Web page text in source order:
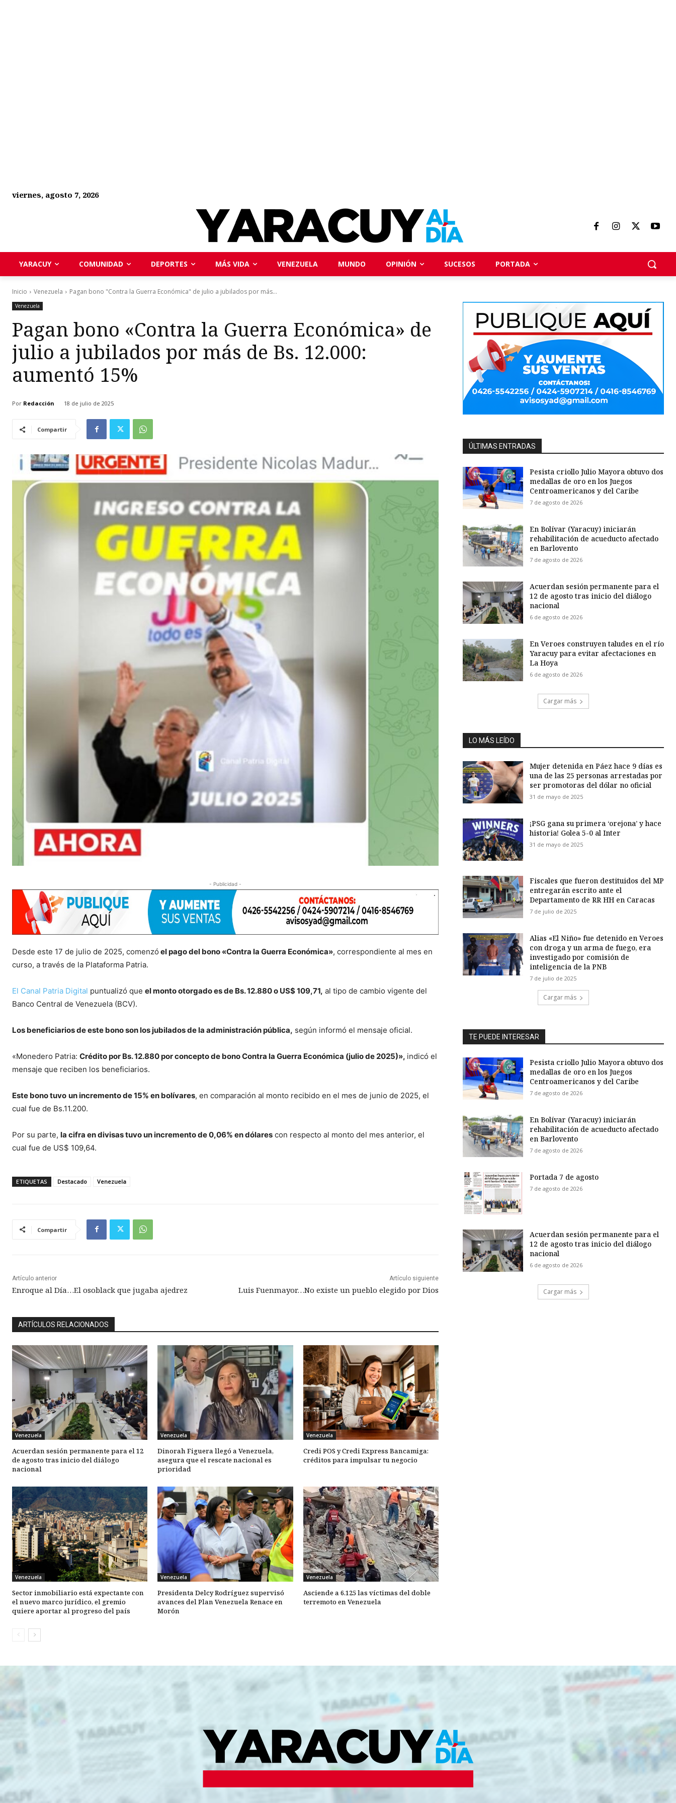
viernes, agosto 7, 2026
YARACUY COMUNIDAD DEPORTES MÁS VIDA VENEZUELA MUNDO OPINIÓN SUCESOS PORTADA
Inicio Venezuela Pagan bono "Contra la Guerra Económica" de julio a jubilados por más...
Venezuela
Pagan bono «Contra la Guerra Económica» de
julio a jubilados por más de Bs. 12.000:
aumentó 15%
Por Redacción 18 de julio de 2025
Compartir
- Publicidad -
Desde este 17 de julio de 2025, comenzó el pago del bono «Contra la Guerra Económica», correspondiente al mes en
curso, a través de la Plataforma Patria.
El Canal Patria Digital puntualizó que el monto otorgado es de Bs. 12.880 o US$ 109,71, al tipo de cambio vigente del
Banco Central de Venezuela (BCV).
Los beneficiarios de este bono son los jubilados de la administración pública, según informó el mensaje oficial.
«Monedero Patria: Crédito por Bs. 12.880 por concepto de bono Contra la Guerra Económica (julio de 2025)», indicó el
mensaje que reciben los beneficiarios.
Este bono tuvo un incremento de 15% en bolívares, en comparación al monto recibido en el mes de junio de 2025, el
cual fue de Bs.11.200.
Por su parte, la cifra en divisas tuvo un incremento de 0,06% en dólares con respecto al monto del mes anterior, el
cual fue de US$ 109,64.
ETIQUETAS Destacado Venezuela
Compartir
Artículo anterior
Enroque al Día…El osoblack que jugaba ajedrez
Artículo siguiente
Luis Fuenmayor…No existe un pueblo elegido por Dios
ARTÍCULOS RELACIONADOS
Venezuela
Acuerdan sesión permanente para el 12
de agosto tras inicio del diálogo
nacional
Venezuela
Dinorah Figuera llegó a Venezuela,
asegura que el rescate nacional es
prioridad
Venezuela
Credi POS y Credi Express Bancamiga:
créditos para impulsar tu negocio
Venezuela
Sector inmobiliario está expectante con
el nuevo marco jurídico, el gremio
quiere aportar al progreso del país
Venezuela
Presidenta Delcy Rodríguez supervisó
avances del Plan Venezuela Renace en
Morón
Venezuela
Asciende a 6.125 las víctimas del doble
terremoto en Venezuela
ÚLTIMAS ENTRADAS
Pesista criollo Julio Mayora obtuvo dos
medallas de oro en los Juegos
Centroamericanos y del Caribe
7 de agosto de 2026
En Bolívar (Yaracuy) iniciarán
rehabilitación de acueducto afectado
en Barlovento
7 de agosto de 2026
Acuerdan sesión permanente para el
12 de agosto tras inicio del diálogo
nacional
6 de agosto de 2026
En Veroes construyen taludes en el río
Yaracuy para evitar afectaciones en
La Hoya
6 de agosto de 2026
Cargar más
LO MÁS LEÍDO
Mujer detenida en Páez hace 9 días es
una de las 25 personas arrestadas por
ser promotoras del dólar no oficial
31 de mayo de 2025
¡PSG gana su primera ‘orejona’ y hace
historia! Golea 5-0 al Inter
31 de mayo de 2025
Fiscales que fueron destituidos del MP
entregarán escrito ante el
Departamento de RR HH en Caracas
7 de julio de 2025
Alias «El Niño» fue detenido en Veroes
con droga y un arma de fuego, era
investigado por comisión de
inteligencia de la PNB
7 de julio de 2025
Cargar más
TE PUEDE INTERESAR
Pesista criollo Julio Mayora obtuvo dos
medallas de oro en los Juegos
Centroamericanos y del Caribe
7 de agosto de 2026
En Bolívar (Yaracuy) iniciarán
rehabilitación de acueducto afectado
en Barlovento
7 de agosto de 2026
Portada 7 de agosto
7 de agosto de 2026
Acuerdan sesión permanente para el
12 de agosto tras inicio del diálogo
nacional
6 de agosto de 2026
Cargar más